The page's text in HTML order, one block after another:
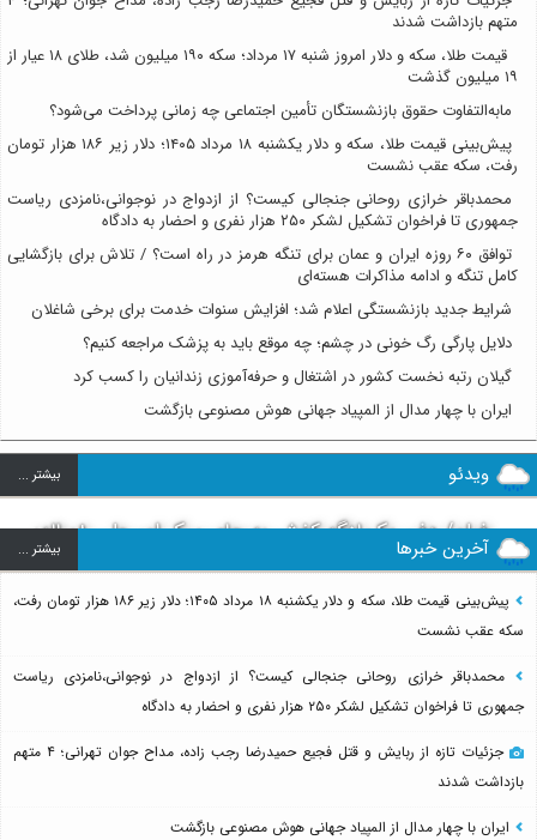
متهم بازداشت شدند
قیمت طلا، سکه و دلار امروز شنبه ۱۷ مرداد؛ سکه ۱۹۰ میلیون شد، طلای ۱۸ عیار از
۱۹ میلیون گذشت
مابه‌التفاوت حقوق بازنشستگان تأمین اجتماعی چه زمانی پرداخت می‌شود؟
پیش‌بینی قیمت طلا، سکه و دلار یکشنبه ۱۸ مرداد ۱۴۰۵؛ دلار زیر ۱۸۶ هزار تومان
رفت، سکه عقب نشست
محمدباقر خرازی روحانی جنجالی کیست؟ از ازدواج در نوجوانی،نامزدی ریاست
جمهوری تا فراخوان تشکیل لشکر ۲۵۰ هزار نفری و احضار به دادگاه
توافق ۶۰ روزه ایران و عمان برای تنگه هرمز در راه است؟ / تلاش برای بازگشایی
کامل تنگه و ادامه مذاکرات هسته‌ای
شرایط جدید بازنشستگی اعلام شد؛ افزایش سنوات خدمت برای برخی شاغلان
دلایل پارگی رگ خونی در چشم؛ چه موقع باید به پزشک مراجعه کنیم؟
گیلان رتبه نخست کشور در اشتغال و حرفه‌آموزی زندانیان را کسب کرد
ایران با چهار مدال از المپیاد جهانی هوش مصنوعی بازگشت
ویدئو بيشتر ...
فیلم/ دفن یک لنگه کفش به جای پیکر امیرعلی ۸ساله؛
روایت تلخ از سرنوشت دومین دانش آموز مدرسه میناب
بعد از ماکان
آخرین خبرها بيشتر ...
پیش‌بینی قیمت طلا، سکه و دلار یکشنبه ۱۸ مرداد ۱۴۰۵؛ دلار زیر ۱۸۶ هزار تومان رفت،
سکه عقب نشست
محمدباقر خرازی روحانی جنجالی کیست؟ از ازدواج در نوجوانی،نامزدی ریاست
جمهوری تا فراخوان تشکیل لشکر ۲۵۰ هزار نفری و احضار به دادگاه
جزئیات تازه از ربایش و قتل فجیع حمیدرضا رجب زاده، مداح جوان تهرانی؛ ۴ متهم
بازداشت شدند
ایران با چهار مدال از المپیاد جهانی هوش مصنوعی بازگشت